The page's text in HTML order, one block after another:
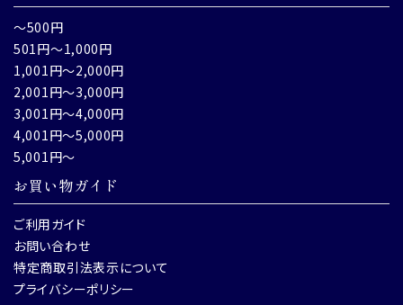
～500円
501円～1,000円
1,001円～2,000円
2,001円～3,000円
3,001円～4,000円
4,001円～5,000円
5,001円～
お買い物ガイド
ご利用ガイド
お問い合わせ
特定商取引法表示について
プライバシーポリシー